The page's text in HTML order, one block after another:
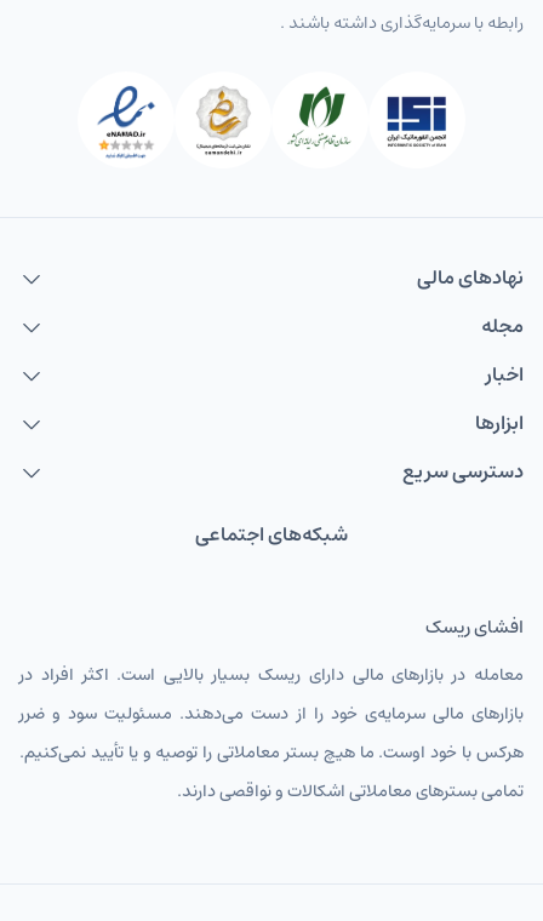
رابطه با سرمایه‌گذاری داشته باشند .
نهاد‌های مالی
مجله
اخبار
ابزارها
دسترسی سریع
شبکه‌های اجتماعی
افشای ریسک
معامله در بازارهای مالی دارای ریسک بسیار بالایی است. اکثر افراد در
بازارهای مالی سرمایه‌ی خود را از دست می‌دهند. مسئولیت سود و ضرر
هرکس با خود اوست. ما هیچ بستر معاملاتی را توصیه و یا تأیید نمی‌کنیم.
تمامی بسترهای معاملاتی اشکالات و نواقصی دارند.